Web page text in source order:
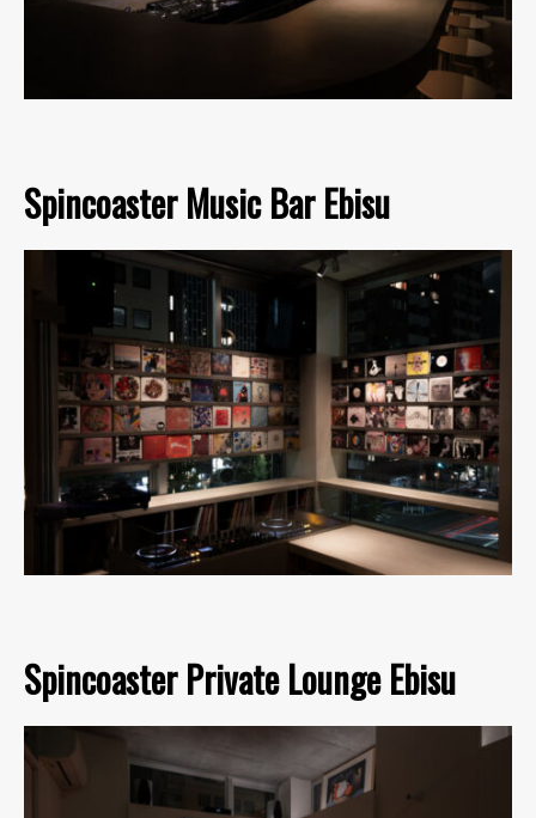
Spincoaster Music Bar Ebisu
Spincoaster Private Lounge Ebisu